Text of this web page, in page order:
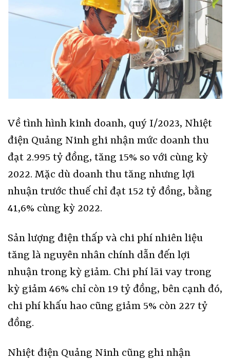
Về tình hình kinh doanh, quý I/2023, Nhiệt
điện Quảng Ninh ghi nhận mức doanh thu
đạt 2.995 tỷ đồng, tăng 15% so với cùng kỳ
2022. Mặc dù doanh thu tăng nhưng lợi
nhuận trước thuế chỉ đạt 152 tỷ đồng, bằng
41,6% cùng kỳ 2022.
Sản lượng điện thấp và chi phí nhiên liệu
tăng là nguyên nhân chính dẫn đến lợi
nhuận trong kỳ giảm. Chi phí lãi vay trong
kỳ giảm 46% chỉ còn 19 tỷ đồng, bên cạnh đó,
chi phí khấu hao cũng giảm 5% còn 227 tỷ
đồng.
Nhiệt điện Quảng Ninh cũng ghi nhận